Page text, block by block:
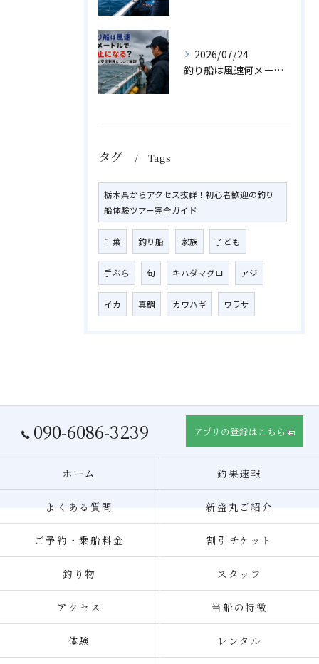
2026/07/24
釣り船は風速何メートルで中止になる？目安や安全判断について解説
タグ Tags
栃木県からアクセス抜群！初心者歓迎の釣り
船体験ツアー完全ガイド
千葉 釣り船 家族 子ども
手ぶら 旬 キハダマグロ アジ
イカ 真鯛 カワハギ ワラサ
090-6086-3239 アプリの登録はこちら
ホーム 釣果速報
よくある質問 新盛丸ご紹介
ご予約・乗船料金 割引チケット
釣り物 スタッフ
アクセス 当船の特徴
体験 レンタル